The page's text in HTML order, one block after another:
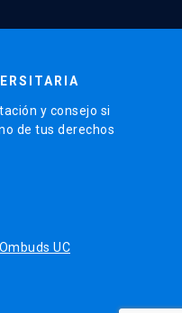
y consejo si
de tus derechos
UC